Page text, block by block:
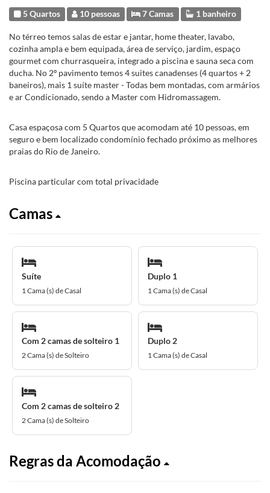
5 Quartos 10 pessoas 7 Camas 1 banheiro
No térreo temos salas de estar e jantar, home theater, lavabo,
cozinha ampla e bem equipada, área de serviço, jardim, espaço
gourmet com churrasqueira, integrado a piscina e sauna seca com
ducha. No 2º pavimento temos 4 suites canadenses (4 quartos + 2
baneiros), mais 1 suíte master - Todas bem montadas, com armários
e ar Condicionado, sendo a Master com Hidromassagem.
Casa espaçosa com 5 Quartos que acomodam até 10 pessoas, em
seguro e bem localizado condomínio fechado próximo as melhores
praias do Rio de Janeiro.
Piscina particular com total privacidade
Camas
Suíte
1 Cama (s) de Casal
Duplo 1
1 Cama (s) de Casal
Com 2 camas de solteiro 1
2 Cama (s) de Solteiro
Duplo 2
1 Cama (s) de Casal
Com 2 camas de solteiro 2
2 Cama (s) de Solteiro
Regras da Acomodação